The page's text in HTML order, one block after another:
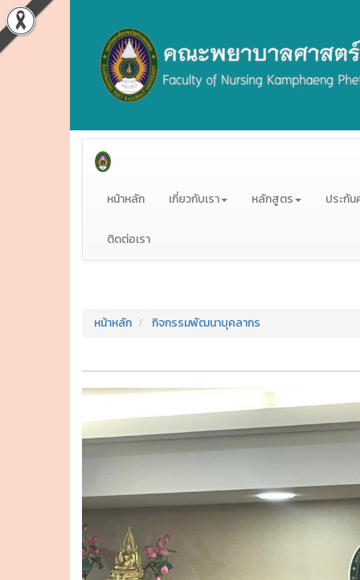
หน้าหลัก เกี่ยวกับเรา หลักสูตร ประกั
ติดต่อเรา
หน้าหลัก กิจกรรมพัฒนาบุคลากร